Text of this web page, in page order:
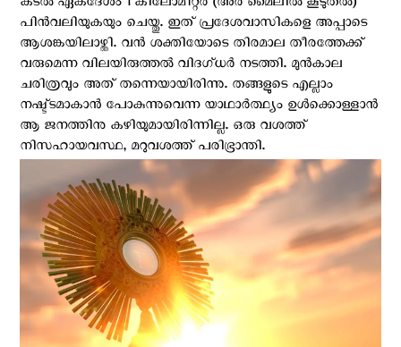
പിന്‍വലിയുകയും ചെയ്തു. ഇത് പ്രദേശവാസികളെ അപ്പാടെ
ആശങ്കയിലാഴ്ത്തി. വന്‍ ശക്തിയോടെ തിരമാല തീരത്തേക്ക്
വരുമെന്ന വിലയിരുത്തല്‍ വിദഗ്ധര്‍ നടത്തി. മുന്‍കാല
ചരിത്രവും അത് തന്നെയായിരിന്നു. തങ്ങളുടെ എല്ലാം
നഷ്ട്ടമാകാന്‍ പോകുന്നുവെന്ന യാഥാര്‍ത്ഥ്യം ഉള്‍ക്കൊള്ളാന്‍
ആ ജനത്തിനു കഴിയുമായിരിന്നില്ല. ഒരു വശത്ത്
നിസഹായവസ്ഥ, മറുവശത്ത് പരിഭ്രാന്തി.